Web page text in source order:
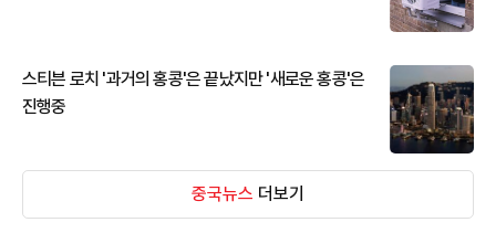
스티븐 로치 '과거의 홍콩'은 끝났지만 '새로운 홍콩'은
진행중
중국뉴스 더보기